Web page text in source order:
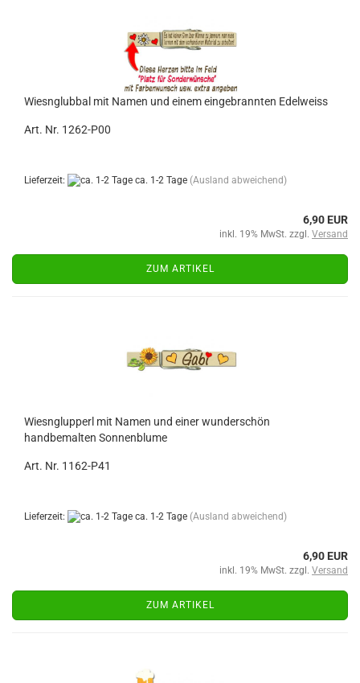
Wiesnglubbal mit Namen und einem eingebrannten Edelweiss
Art. Nr. 1262-P00
Lieferzeit: ca. 1-2 Tage (Ausland abweichend)
6,90 EUR
inkl. 19% MwSt. zzgl. Versand
ZUM ARTIKEL
Wiesnglupperl mit Namen und einer wunderschön
handbemalten Sonnenblume
Art. Nr. 1162-P41
Lieferzeit: ca. 1-2 Tage (Ausland abweichend)
6,90 EUR
inkl. 19% MwSt. zzgl. Versand
ZUM ARTIKEL